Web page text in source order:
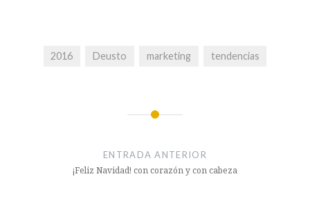
2016 Deusto marketing tendencias
ENTRADA ANTERIOR
¡Feliz Navidad! con corazón y con cabeza